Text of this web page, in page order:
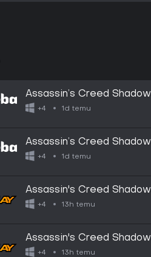
Assassin’s Creed
Ubisoft Connect Key
+4 1d temu
Assassin’s Creed
Ubisoft Connect Key
+4 1d temu
Assassin's Creed
Ubisoft Connect CD Key
+4 13h temu
Assassin's Creed
Connect CD Key
+4 13h temu